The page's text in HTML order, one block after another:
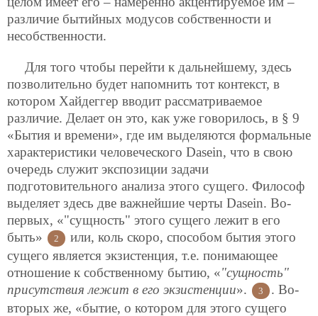
различие бытийных модусов собственности и
несобственности.
Для того чтобы перейти к дальнейшему, здесь
позволительно будет напомнить тот контекст, в
котором Хайдеггер вводит рассматриваемое
различие. Делает он это, как уже говорилось, в § 9
«Бытия и времени», где им выделяются формальные
характеристики человеческого Dasein, что в свою
очередь служит экспозиции задачи
подготовительного анализа этого сущего. Философ
выделяет здесь две важнейшие черты Dasein. Во-
первых, «"сущность" этого сущего лежит в его
быть»
2
или, коль скоро, способом бытия этого
сущего является экзистенция, т.е. понимающее
отношение к собственному бытию, «"сущность"
присутствия лежит в его экзистенции». 3
. Во-
вторых же, «бытие, о котором для этого сущего